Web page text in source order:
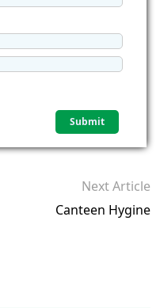
Next Article
Canteen Hygine